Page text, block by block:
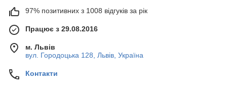
97% позитивних з 1008 відгуків за рік
Працює з 29.08.2016
м. Львів
вул. Городоцька 128, Львів, Україна
Контакти